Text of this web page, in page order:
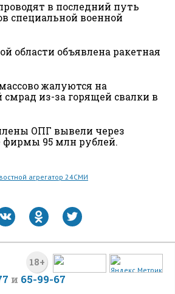
в последний путь
специальной военной
области объявлена ракетная
жалуются на
из-за горящей свалки в
ОПГ вывели через
фирмы 95 млн рублей.
агрегатор 24СМИ
18+
и 65-99-67